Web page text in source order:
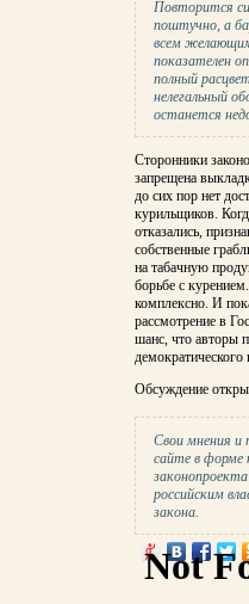
Повторится
поштучно, а
всем
показателен
полный
нелегальный
останется
Сторонники
запрещена
до сих пор нет
курильщиков.
отказались,
собственные
на табачную
борьбе с
комплексно. И
рассмотрение в
шанс, что авторы
демократического
Обсуждение
Свои мнения и
сайте в форме
российским
закона.